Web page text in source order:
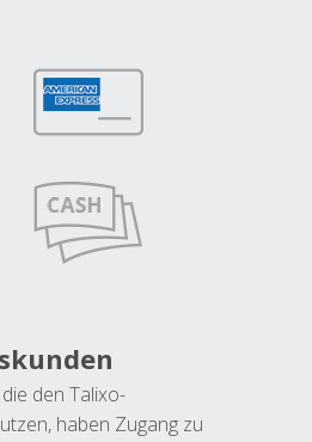
den Talixo-
haben Zugang zu